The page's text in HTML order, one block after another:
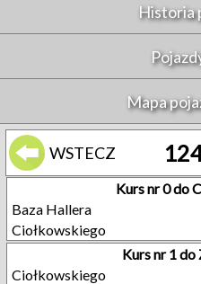
Historia
Mapa
WSTECZ
Kurs nr 0 do
Baza Hallera
Ciołkowskiego
Kurs nr 1 do
Ciołkowskiego